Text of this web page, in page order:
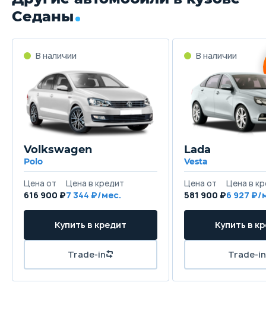
Трансмиссия
Роботизированная
Привод
Передний
Передняя подвеска
Независимая, типа Макферсон
Задняя подвеска
Независимая, многорычажная
Передние тормоза
Дисковые вентилируемые
Задние тормоза
Дисковые
Седаны
Volkswagen
Polo
616 900 ₽7 344
Lada
Vesta
581 900 ₽6 927